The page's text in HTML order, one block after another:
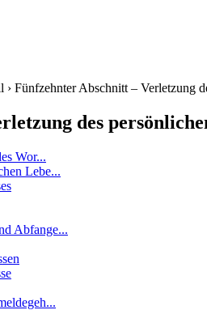
› Fünfzehnter Abschnitt – Verletzung
des
Wor...
Lebe...
Abfange...